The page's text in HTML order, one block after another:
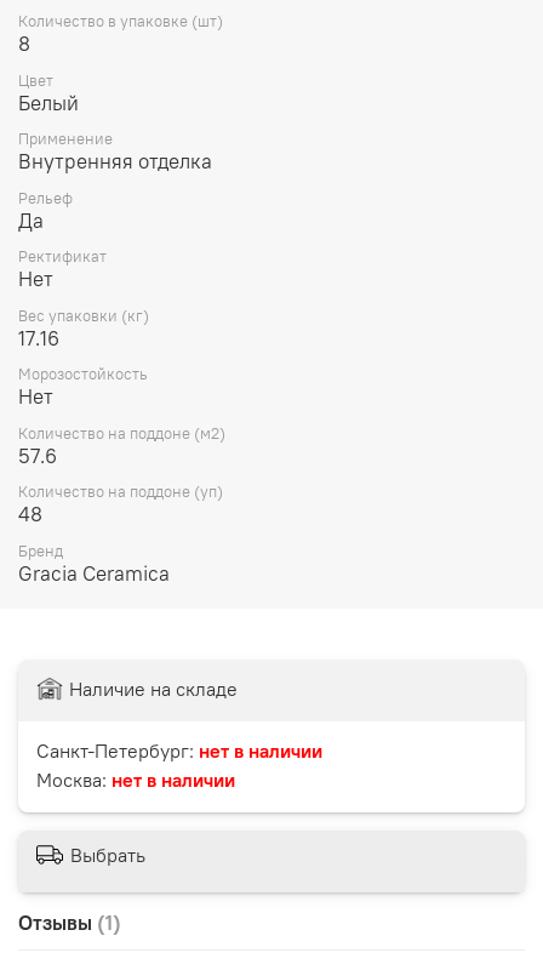
Количество в упаковке (шт)
8
Цвет
Белый
Применение
Внутренняя отделка
Рельеф
Да
Ректификат
Нет
Вес упаковки (кг)
17.16
Морозостойкость
Нет
Количество на поддоне (м2)
57.6
Количество на поддоне (уп)
48
Бренд
Gracia Ceramica
Отзывы (1)
Наличие на складе
Санкт-Петербург: нет в наличии
Москва: нет в наличии
Выбрать